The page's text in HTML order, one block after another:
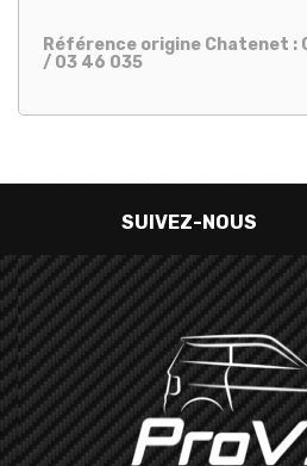
Référence origine Chatenet
/ 03 46 035
SUIVEZ-NOUS